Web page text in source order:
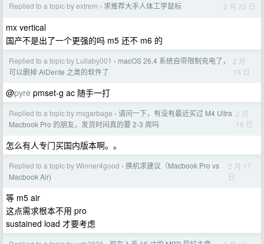
Replied to a topic by extrem › 求推荐大手人体工学鼠标 2 月 23 日
mx vertical
国产不是出了一个更强的吗 m5 还不 m6 的
Replied to a topic by Lullaby001 › macOS 26.4 系统自带限制充电了，
可以删掉 AlDente 之类的软件了
2 月
18 日
@pyre pmset-g ac 随手一打
Replied to a topic by mxgarbage › 请问一下，有没有最近买过 M4 Ultra
Macbook Pro 的朋友，发货时间真的要 2-3 周吗
2 月
18 日
怎么有人专门买国内版本啊。。
Replied to a topic by Winner4good › 换机求建议（Macbook Pro vs
Macbook Air)
2 月 17
日
等 m5 air
这点需求根本不用 pro
sustained load 才要考虑